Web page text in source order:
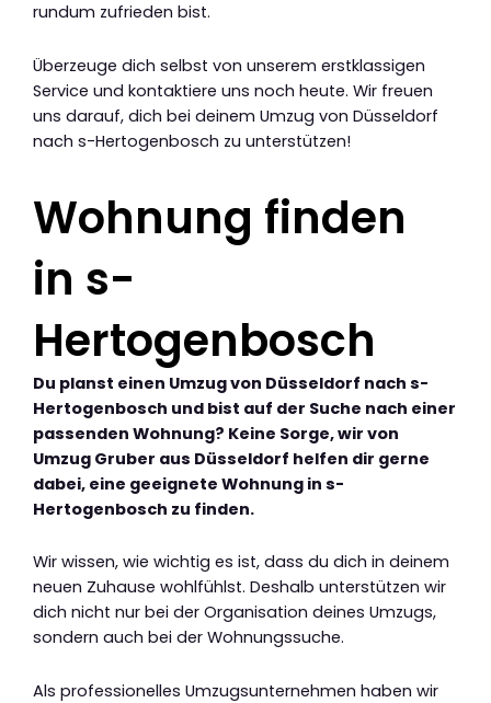
rundum zufrieden bist.
Überzeuge dich selbst von unserem erstklassigen
Service und kontaktiere uns noch heute. Wir freuen
uns darauf, dich bei deinem Umzug von Düsseldorf
nach s-Hertogenbosch zu unterstützen!
Wohnung finden
in s-
Hertogenbosch
Du planst einen Umzug von Düsseldorf nach s-
Hertogenbosch und bist auf der Suche nach einer
passenden Wohnung? Keine Sorge, wir von
Umzug Gruber aus Düsseldorf helfen dir gerne
dabei, eine geeignete Wohnung in s-
Hertogenbosch zu finden.
Wir wissen, wie wichtig es ist, dass du dich in deinem
neuen Zuhause wohlfühlst. Deshalb unterstützen wir
dich nicht nur bei der Organisation deines Umzugs,
sondern auch bei der Wohnungssuche.
Als professionelles Umzugsunternehmen haben wir